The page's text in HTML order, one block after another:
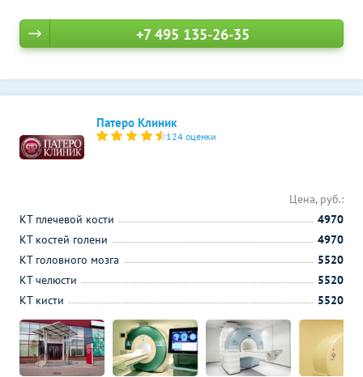
+7 495 135-26-35
Патеро Клиник
124 оценки
Цена, руб.:
КТ плечевой кости
4970
КТ костей голени
4970
КТ головного мозга
5520
КТ челюсти
5520
КТ кисти
5520